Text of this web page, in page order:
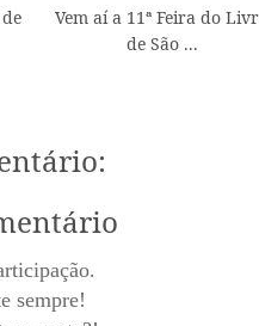
Vem aí a 11ª Feira do
de São ...
sempre!